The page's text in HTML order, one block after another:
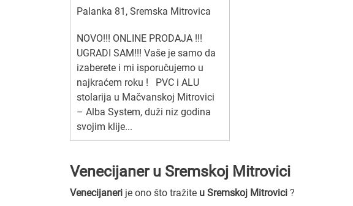
Palanka 81, Sremska Mitrovica
NOVO!!! ONLINE PRODAJA !!!
UGRADI SAM!!! Vaše je samo da
izaberete i mi isporučujemo u
najkraćem roku ! PVC i ALU
stolarija u Mačvanskoj Mitrovici
– Alba System, duži niz godina
svojim klije...
Venecijaner u Sremskoj Mitrovici
Venecijaneri je ono što tražite u Sremskoj Mitrovici ?